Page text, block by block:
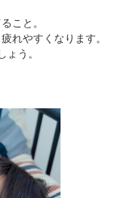
こと。
れやすくなります。
う。